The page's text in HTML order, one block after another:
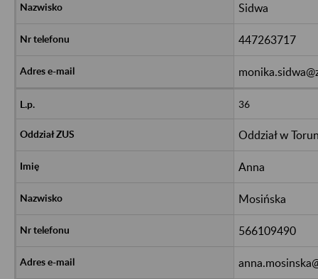
Sidwa
447263717
36
Oddział w
Anna
Mosińska
566109490